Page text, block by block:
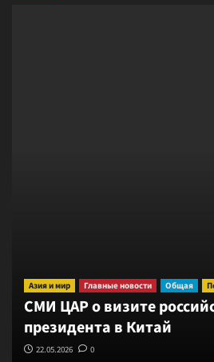
Азия и мир Главные новости Общая
СМИ ЦАР о визите
президента в Китай
22.05.2026 0